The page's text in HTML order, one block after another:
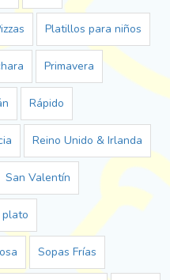
Platillos para niños
Primavera
Rápido
Reino Unido & Irlanda
San Valentín
plato
Sopas Frías